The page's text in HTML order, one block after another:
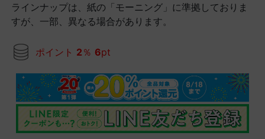
ラインナップは、紙の「モーニング」に準拠しておりま
すが、一部、異なる場合があります。
ポイント 2 ％ 6pt